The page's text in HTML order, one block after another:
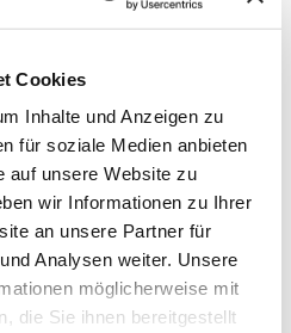
Cookies
Inhalte und Anzeigen zu
für soziale Medien anbieten
auf unsere Website zu
wir Informationen zu Ihrer
an unsere Partner für
Analysen weiter. Unsere
möglicherweise mit
die Sie ihnen bereitgestellt
Klimaschutz,
sich durch den
NKI ins
wurden die Logos für die
Zusammen mit
stehen die
Formaten in der